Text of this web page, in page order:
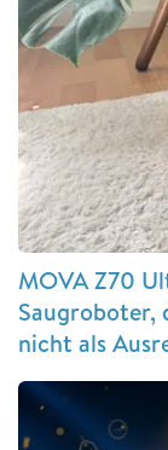
MOVA Z70
Saugroboter,
nicht als